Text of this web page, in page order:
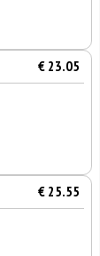
€ 23.05
€ 25.55